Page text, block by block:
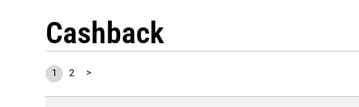
Cashback
1 2 >